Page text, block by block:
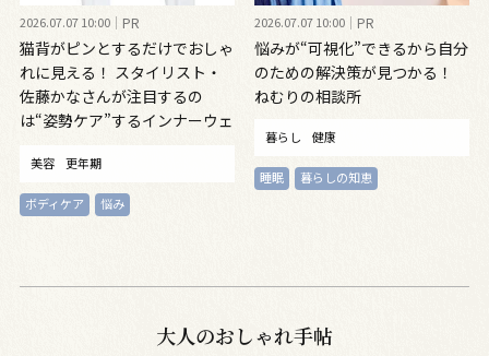
2026.07.07 10:00 PR
猫背がピンとするだけでおしゃ
れに見える！ スタイリスト・
佐藤かなさんが注目するの
は“姿勢ケア”するインナーウェ
美容 更年期
ボディケア 悩み
2026.07.07 10:00 PR
悩みが“可視化”できるから自分
のための解決策が見つかる！
ねむりの相談所
暮らし 健康
睡眠 暮らしの知恵
大人のおしゃれ手帖